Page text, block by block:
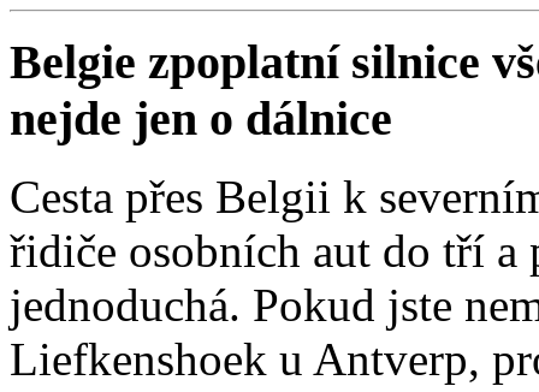
Belgie zpoplatní silnice
nejde jen o dálnice
Cesta přes Belgii k
řidiče osobních aut do tří
jednoduchá. Pokud jste
Liefkenshoek u Antverp,